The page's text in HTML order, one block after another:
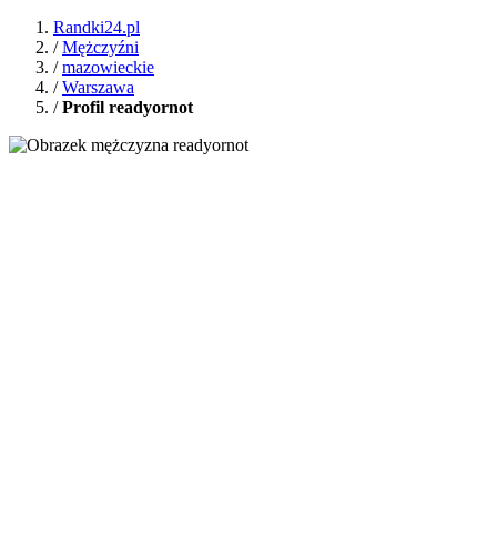
Randki24.pl
/Mężczyźni
/mazowieckie
/Warszawa
/Profil readyornot